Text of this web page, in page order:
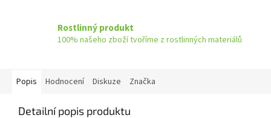
Rostlinný produkt
100% našeho zboží tvoříme z rostlinných materiálů
Popis Hodnocení Diskuze Značka
Detailní popis produktu